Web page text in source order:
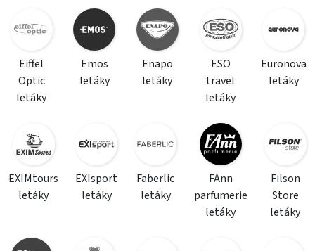
Eiffel
Optic
letáky
Emos
letáky
Enapo
letáky
ESO
travel
letáky
Euronova
letáky
EXIMtours
letáky
EXIsport
letáky
Faberlic
letáky
FAnn
parfumerie
letáky
Filson
Store
letáky